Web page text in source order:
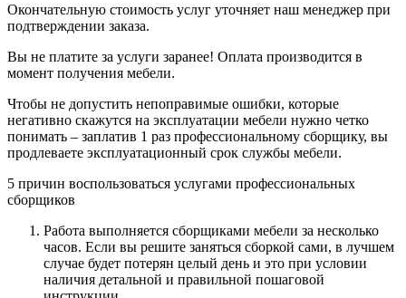
Окончательную стоимость услуг уточняет наш менеджер при
подтверждении заказа.
Вы не платите за услуги заранее! Оплата производится в
момент получения мебели.
Чтобы не допустить непоправимые ошибки, которые
негативно скажутся на эксплуатации мебели нужно четко
понимать – заплатив 1 раз профессиональному сборщику, вы
продлеваете эксплуатационный срок службы мебели.
5 причин воспользоваться услугами профессиональных
сборщиков
Работа выполняется сборщиками мебели за несколько
часов. Если вы решите заняться сборкой сами, в лучшем
случае будет потерян целый день и это при условии
наличия детальной и правильной пошаговой